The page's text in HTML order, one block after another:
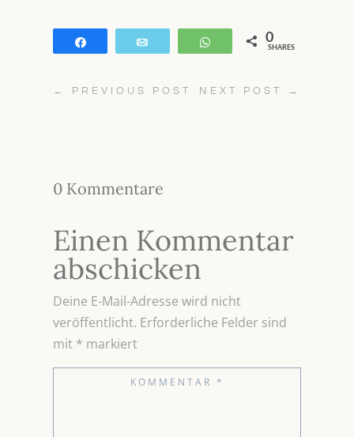
WhatsApp
0
SHARES
← PREVIOUS POST NEXT POST →
0 Kommentare
Einen Kommentar
abschicken
Deine E-Mail-Adresse wird nicht
veröffentlicht. Erforderliche Felder sind
mit * markiert